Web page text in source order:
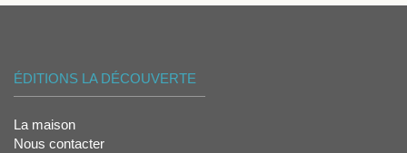
ÉDITIONS LA DÉCOUVERTE
La maison
Nous contacter